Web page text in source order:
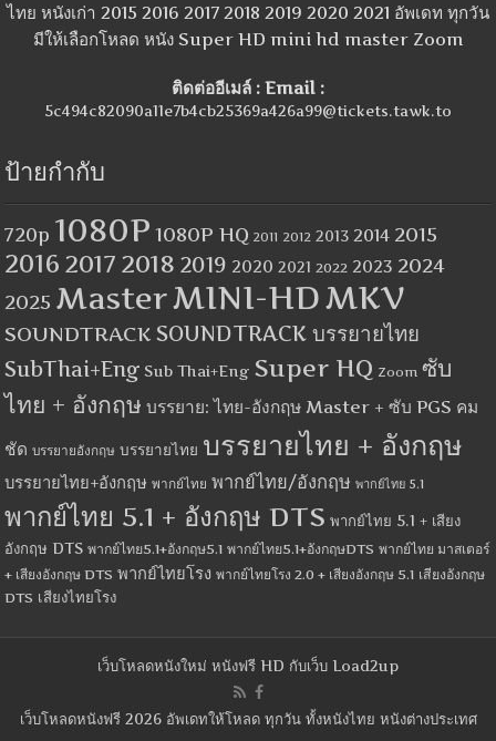
ไทย หนังเก่า 2015 2016 2017 2018 2019 2020 2021 อัพเดท ทุกวัน
มีให้เลือกโหลด หนัง Super HD mini hd master Zoom
ติดต่ออีเมล์ : Email :
5c494c82090a11e7b4cb25369a426a99@tickets.tawk.to
ป้ายกำกับ
720p 1080P 1080P HQ 2011 2012 2013 2014 2015
2016 2017 2018 2019 2020 2021 2022 2023 2024
2025 MasterMINI-HDMKV
SOUNDTRACK SOUNDTRACK บรรยายไทย
SubThai+Eng Sub Thai+Eng Super HQ Zoom ซับ
ไทย + อังกฤษ บรรยาย: ไทย-อังกฤษ Master + ซับ PGS คม
ชัด บรรยายอังกฤษ บรรยายไทย บรรยายไทย + อังกฤษ
บรรยายไทย+อังกฤษ พากย์ไทย พากย์ไทย/อังกฤษ พากย์ไทย 5.1
พากย์ไทย 5.1 + อังกฤษ DTS พากย์ไทย 5.1 + เสียง
อังกฤษ DTS พากย์ไทย5.1+อังกฤษ5.1 พากย์ไทย5.1+อังกฤษDTS พากย์ไทย มาสเตอร์
+ เสียงอังกฤษ DTS พากย์ไทยโรง พากย์ไทยโรง 2.0 + เสียงอังกฤษ 5.1 เสียงอังกฤษ
DTS เสียงไทยโรง
เว็บโหลดหนังใหม่ หนังฟรี HD กับเว็บ Load2up
เว็บโหลดหนังฟรี 2026 อัพเดทให้โหลด ทุกวัน ทั้งหนังไทย หนังต่างประเทศ